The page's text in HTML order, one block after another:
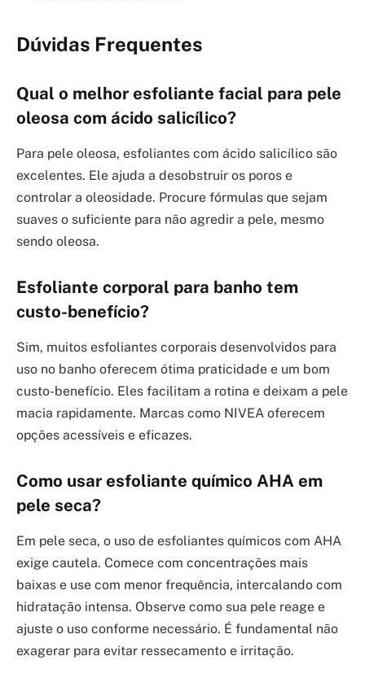
Dúvidas Frequentes
Qual o melhor esfoliante facial para pele
oleosa com ácido salicílico?
Para pele oleosa, esfoliantes com ácido salicílico são
excelentes. Ele ajuda a desobstruir os poros e
controlar a oleosidade. Procure fórmulas que sejam
suaves o suficiente para não agredir a pele, mesmo
sendo oleosa.
Esfoliante corporal para banho tem
custo-benefício?
Sim, muitos esfoliantes corporais desenvolvidos para
uso no banho oferecem ótima praticidade e um bom
custo-benefício. Eles facilitam a rotina e deixam a pele
macia rapidamente. Marcas como NIVEA oferecem
opções acessíveis e eficazes.
Como usar esfoliante químico AHA em
pele seca?
Em pele seca, o uso de esfoliantes químicos com AHA
exige cautela. Comece com concentrações mais
baixas e use com menor frequência, intercalando com
hidratação intensa. Observe como sua pele reage e
ajuste o uso conforme necessário. É fundamental não
exagerar para evitar ressecamento e irritação.